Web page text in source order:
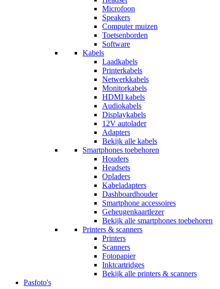
Microfoon
Speakers
Computer muizen
Toetsenborden
Software
Kabels
Laadkabels
Printerkabels
Netwerkkabels
Monitorkabels
HDMI kabels
Audiokabels
Displaykabels
12V autolader
Adapters
Bekijk alle kabels
Smartphones toebehoren
Houders
Headsets
Opladers
Kabeladapters
Dashboardhouder
Smartphone accessoires
Geheugenkaartlezer
Bekijk alle smartphones toebehoren
Printers & scanners
Printers
Scanners
Fotopapier
Inktcartridges
Bekijk alle printers & scanners
Pasfoto's